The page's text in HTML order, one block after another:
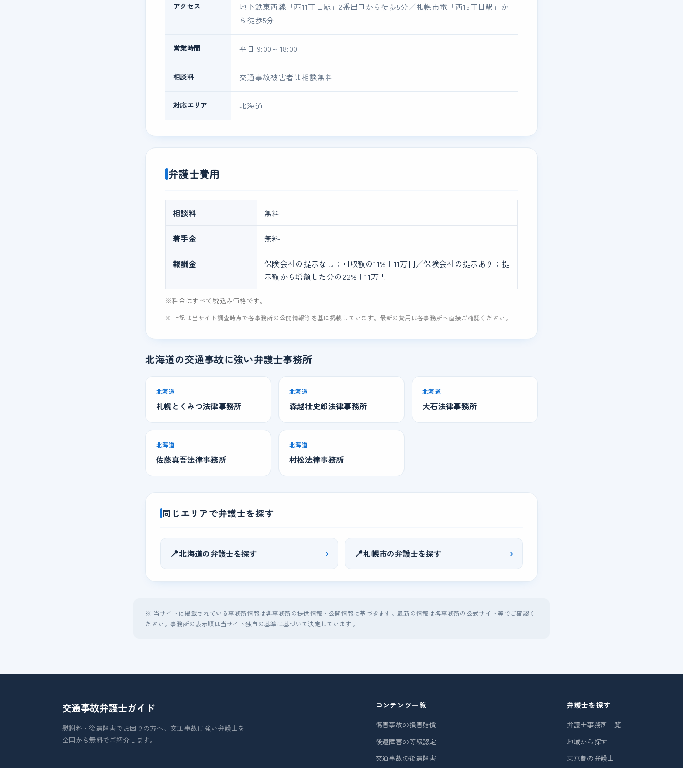
アクセス
地下鉄東西線「西11丁目駅」2番出口から徒歩5分／札幌市電「西15丁目駅」か
ら徒歩5分
営業時間 平日 9:00～18:00
相談料 交通事故被害者は相談無料
対応エリア 北海道
弁護士費用
相談料 無料
着手金 無料
報酬金
保険会社の提示なし：回収額の11%＋11万円／保険会社の提示あり：提
示額から増額した分の22%＋11万円
※料金はすべて税込み価格です。
※ 上記は当サイト調査時点で各事務所の公開情報等を基に掲載しています。最新の費用は各事務所へ直接ご確認ください。
北海道の交通事故に強い弁護士事務所
北海道
札幌とくみつ法律事務所
北海道
森越壮史郎法律事務所
北海道
大石法律事務所
北海道
佐藤真吾法律事務所
北海道
村松法律事務所
同じエリアで弁護士を探す
📍北海道の弁護士を探す › 📍札幌市の弁護士を探す ›
※ 当サイトに掲載されている事務所情報は各事務所の提供情報・公開情報に基づきます。最新の情報は各事務所の公式サイト等でご確認く
ださい。事務所の表示順は当サイト独自の基準に基づいて決定しています。
交通事故弁護士ガイド
慰謝料・後遺障害でお困りの方へ、交通事故に強い弁護士を
全国から無料でご紹介します。
コンテンツ一覧
傷害事故の損害賠償
後遺障害の等級認定
交通事故の後遺障害
弁護士を探す
弁護士事務所一覧
地域から探す
東京都の弁護士